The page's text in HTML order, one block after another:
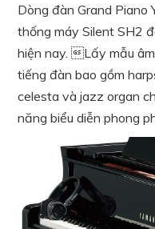
Dòng đàn Grand Piano
thống máy Silent SH2
hiện nay. Lấy mẫu
tiếng đàn bao gồm
celesta và jazz organ
năng biểu diễn phong